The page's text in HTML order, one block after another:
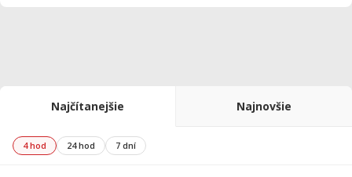
Najčítanejšie Najnovšie
4 hod 24 hod 7 dní